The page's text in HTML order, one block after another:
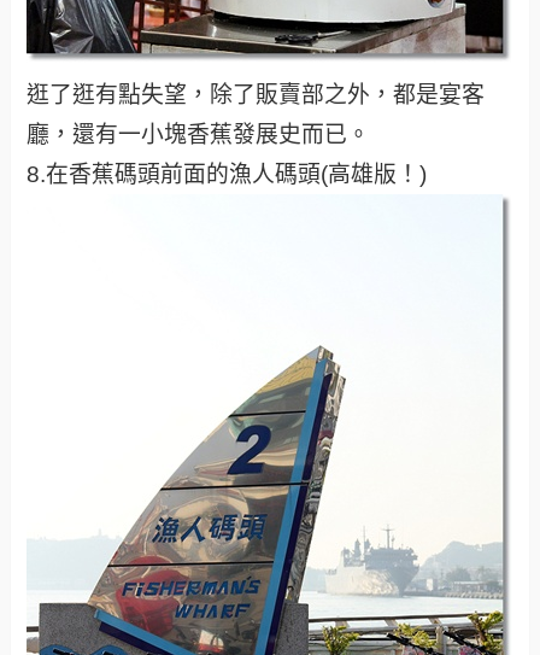
逛了逛有點失望，除了販賣部之外，都是宴客
廳，還有一小塊香蕉發展史而已。
8.在香蕉碼頭前面的漁人碼頭(高雄版！)